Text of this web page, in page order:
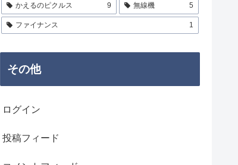
かえるのピクルス 9 無線機 5
ファイナンス 1
その他
ログイン
投稿フィード